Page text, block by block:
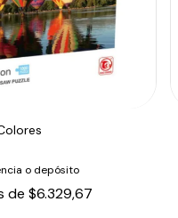
o depósito
de $6.329,67